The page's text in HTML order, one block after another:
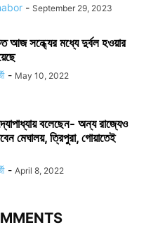
- September 29, 2023
আজ সন্ধ্যের মধ্যে দুর্বল হওয়ার
- May 10, 2022
বলেছেন- অন্য রাজ্যেও
মেঘালয়, ত্রিপুরা, গোয়াতেই
- April 8, 2022